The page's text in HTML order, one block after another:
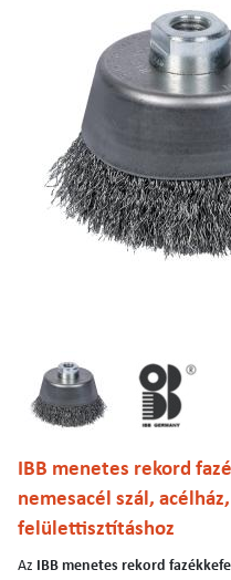
IBB menetes rekord
nemesacél szál,
felülettisztításhoz
Az IBB menetes rekord